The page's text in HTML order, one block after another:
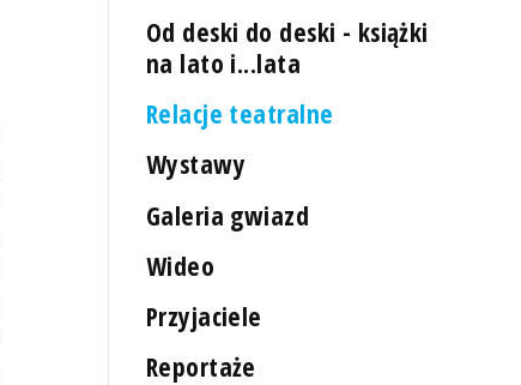
Od deski do deski - książki
na lato i...lata
Relacje teatralne
Wystawy
Galeria gwiazd
Wideo
Przyjaciele
Reportaże